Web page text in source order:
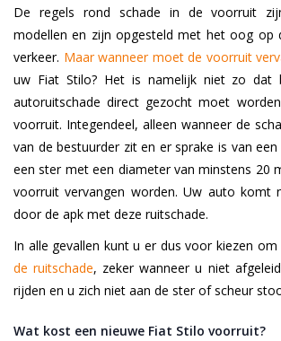
De regels rond schade in de voorruit
modellen en zijn opgesteld met het oog op
verkeer. Maar wanneer moet de voorruit
uw Fiat Stilo? Het is namelijk niet zo dat
autoruitschade direct gezocht moet
voorruit. Integendeel, alleen wanneer de
van de bestuurder zit en er sprake is van
een ster met een diameter van minstens 20
voorruit vervangen worden. Uw auto komt
door de apk met deze ruitschade.
In alle gevallen kunt u er dus voor kiezen om
de ruitschade, zeker wanneer u niet
rijden en u zich niet aan de ster of scheur
Wat kost een nieuwe Fiat Stilo voorruit?